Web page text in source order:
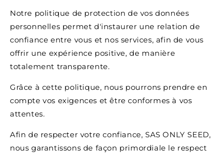
Notre politique de protection de vos données
personnelles permet d'instaurer une relation de
confiance entre vous et nos services, afin de vous
offrir une expérience positive, de manière
totalement transparente.
Grâce à cette politique, nous pourrons prendre en
compte vos exigences et être conformes à vos
attentes.
Afin de respecter votre confiance, SAS ONLY SEED,
nous garantissons de façon primordiale le respect